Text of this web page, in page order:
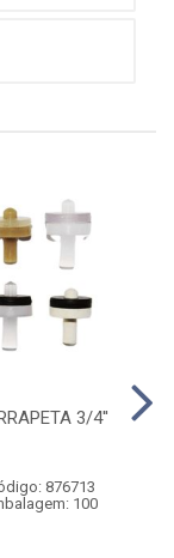
3/4''
876713
100